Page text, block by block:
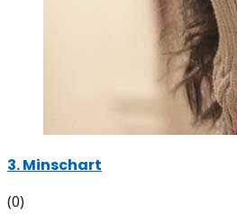
3. Minschart
(0)